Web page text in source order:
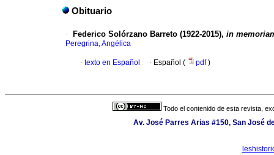
Obituario
· Federico Solórzano Barreto (1922-2015), in
Peregrina, Angélica
· texto en Español · Español ( pdf)
Todo el contenido de esta revista,
Av. José Parres Arias #150, San José